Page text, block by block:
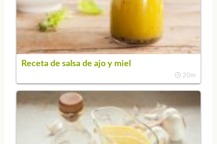
Receta de salsa de ajo y miel
20m